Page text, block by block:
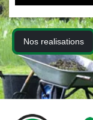
Nos realisations